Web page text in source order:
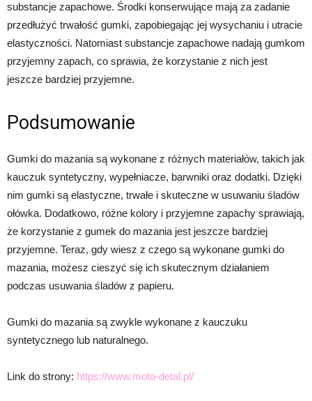
substancje zapachowe. Środki konserwujące mają za zadanie
przedłużyć trwałość gumki, zapobiegając jej wysychaniu i utracie
elastyczności. Natomiast substancje zapachowe nadają gumkom
przyjemny zapach, co sprawia, że korzystanie z nich jest
jeszcze bardziej przyjemne.
Podsumowanie
Gumki do mazania są wykonane z różnych materiałów, takich jak
kauczuk syntetyczny, wypełniacze, barwniki oraz dodatki. Dzięki
nim gumki są elastyczne, trwałe i skuteczne w usuwaniu śladów
ołówka. Dodatkowo, różne kolory i przyjemne zapachy sprawiają,
że korzystanie z gumek do mazania jest jeszcze bardziej
przyjemne. Teraz, gdy wiesz z czego są wykonane gumki do
mazania, możesz cieszyć się ich skutecznym działaniem
podczas usuwania śladów z papieru.
Gumki do mazania są zwykle wykonane z kauczuku
syntetycznego lub naturalnego.
Link do strony: https://www.moto-detal.pl/